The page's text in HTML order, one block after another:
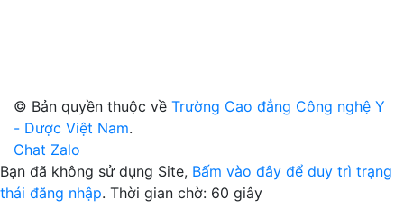
© Bản quyền thuộc về Trường Cao đẳng Công nghệ Y
- Dược Việt Nam.
Chat Zalo
Bạn đã không sử dụng Site, Bấm vào đây để duy trì trạng
thái đăng nhập. Thời gian chờ: 60 giây